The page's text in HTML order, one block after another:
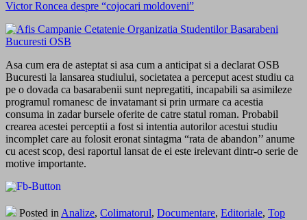
Victor Roncea despre “cojocari moldoveni”
Asa cum era de asteptat si asa cum a anticipat si a declarat OSB
Bucuresti la lansarea studiului, societatea a perceput acest studiu ca
pe o dovada ca basarabenii sunt nepregatiti, incapabili sa asimileze
programul romanesc de invatamant si prin urmare ca acestia
consuma in zadar bursele oferite de catre statul roman. Probabil
crearea acestei perceptii a fost si intentia autorilor acestui studiu
incomplet care au folosit eronat sintagma “rata de abandon’’ anume
cu acest scop, desi raportul lansat de ei este irelevant dintr-o serie de
motive importante.
Posted in Analize, Colimatorul, Documentare, Editoriale, Top